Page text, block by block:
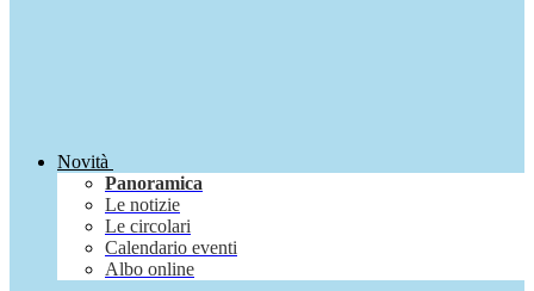
Novità
Panoramica
Le notizie
Le circolari
Calendario eventi
Albo online